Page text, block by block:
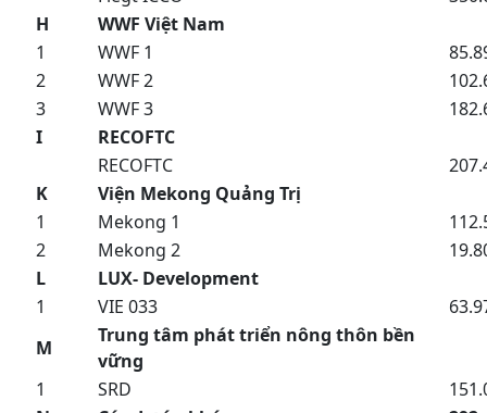
H
WWF Việt Nam
1
WWF 1
2
WWF 2
3
WWF 3
I
RECOFTC
RECOFTC
K
Viện Mekong Quảng Trị
1
Mekong 1
2
Mekong 2
L
LUX- Development
1
VIE 033
M
Trung tâm phát triển nông thôn bền
vững
1
SRD